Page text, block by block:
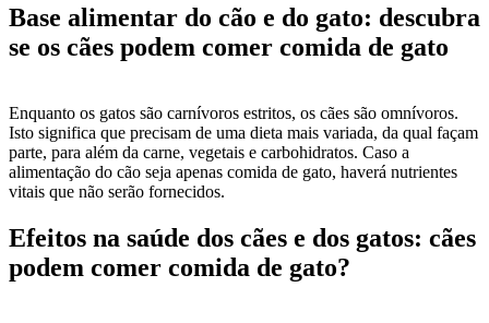
Base alimentar do cão e do gato: descubra
se os cães podem comer comida de gato
Enquanto os gatos são carnívoros estritos, os cães são omnívoros.
Isto significa que precisam de uma dieta mais variada, da qual façam
parte, para além da carne, vegetais e carbohidratos. Caso a
alimentação do cão seja apenas comida de gato, haverá nutrientes
vitais que não serão fornecidos.
Efeitos na saúde dos cães e dos gatos: cães
podem comer comida de gato?